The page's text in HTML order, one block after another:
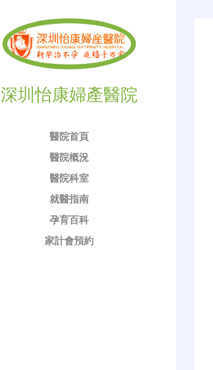
深圳怡康婦產醫院
醫院首頁
醫院概況
醫院科室
就醫指南
孕育百科
家計會預約